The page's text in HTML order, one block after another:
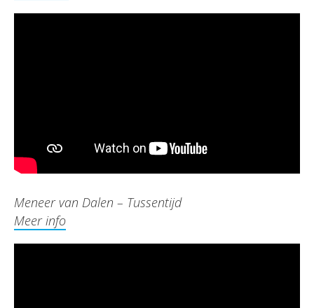
Meneer van Dalen – Tussentijd
Meer info